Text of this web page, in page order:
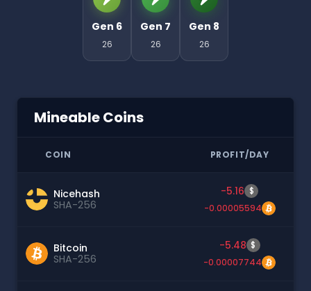
Gen 6
26
Gen 7
26
Gen 8
26
Mineable Coins
COIN PROFIT/DAY
Nicehash
SHA-256
-5.16 $
-0.00005594
Bitcoin
SHA-256
-5.48 $
-0.00007744